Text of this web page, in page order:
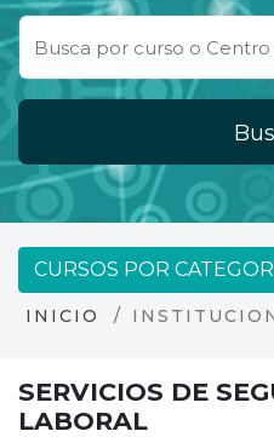
CURSOS POR
INICIO
SERVICIOS DE
LABORAL